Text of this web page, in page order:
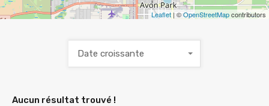
Leaflet| ©OpenStreetMapcontributors
Date croissante
Aucun résultat trouvé !